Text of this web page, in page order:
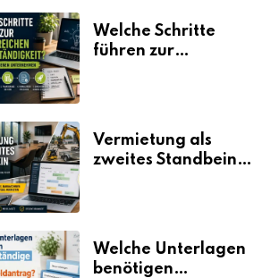
Welche Schritte
führen zur
Vermietung als
zweites Standbein:
Umsätze machen
Welche Unterlagen
benötigen